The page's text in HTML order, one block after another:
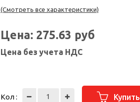
(Смотреть все характеристики)
Цена: 275.63 руб
Цена без учета НДС
Кол : Купить